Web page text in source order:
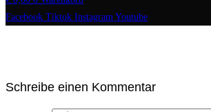
Facebook Tiktok Instagram Youtube
Schreibe einen Kommentar